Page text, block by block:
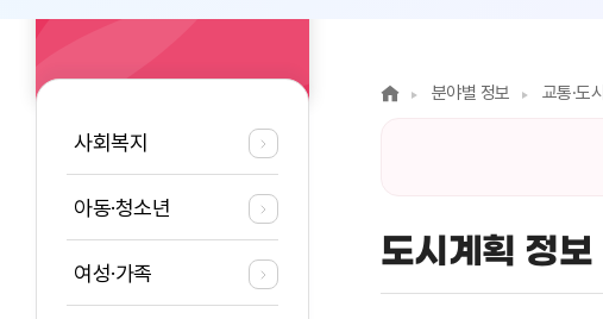
사회복지
아동·청소년
여성·가족
분야별 정보 교통·도시
도시계획 정보